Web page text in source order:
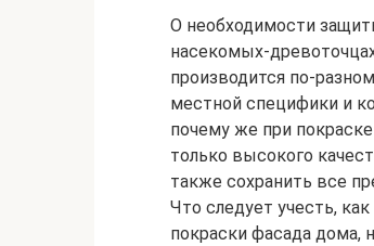
О необходимости
насекомых-
производится по-
местной специфики и
почему же при
только высокого
также сохранить все
Что следует учесть,
покраски фасада дома,